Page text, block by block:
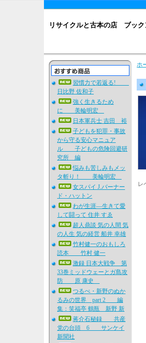
リサイクルと古本の店 ブック
習慣力で若返る!
日比野 佐和子
強く生きるため
に 美輪明宏
日本軍兵士 吉田 裕
子どもを犯罪・事故
から守る安心マニュア
ル 子どもの危険回避研
究所 編
悩みも苦しみもメッ
タ斬り！ 美輪明宏
女スパイ J.バーナー
ド・ハットン
わが生涯―生きて愛
して闘って 住井 すゑ
超人鼎談 気の人間 気
の人生 気の経営 船井 幸雄
竹村健一のおもしろ
読本 竹村 健一
激録 日本大戦争 第
33巻ミッドウェーとガ島攻
防 原 康史
つるべ・新野のぬか
るみの世界 part 2 編
集：笑福亭 鶴瓶 新野 新
蒋介石秘録 共産
党の台頭 6 サンケイ
新聞社
ホ
レ